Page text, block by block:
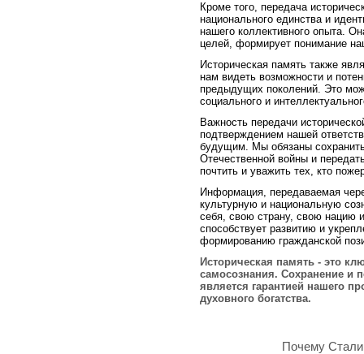
Кроме того, передача
национального единства и
нашего коллективного опыта.
целей, формирует понимание
Историческая память также
нам видеть возможности и
предыдущих поколений. Это
социального и
Важность передачи
подтверждением нашей
будущим. Мы обязаны
Отечественной войны и
почтить и уважить тех, кто
Информация, передаваемая
культурную и национальную
себя, свою страну, свою нацию
способствует развитию и
формированию гражданской
Историческая память - это
самосознания. Сохранение и
является гарантией нашего
духовного богатства.
Почему